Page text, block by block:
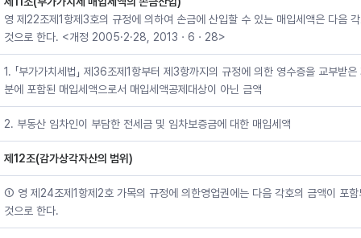
영 제22조제1항제3호의 규정에 의하여 손금에 산입할 수 있는 매입세액은 다음
것으로 한다. <개정 2005·2·28, 2013ㆍ6ㆍ28>
1. 「부가가치세법」 제36조제1항부터 제3항까지의 규정에 의한 영수증을 교부받은
분에 포함된 매입세액으로서 매입세액공제대상이 아닌 금액
2. 부동산 임차인이 부담한 전세금 및 임차보증금에 대한 매입세액
제12조(감가상각자산의 범위)
① 영 제24조제1항제2호 가목의 규정에 의한영업권에는 다음 각호의 금액이 포함
것으로 한다.